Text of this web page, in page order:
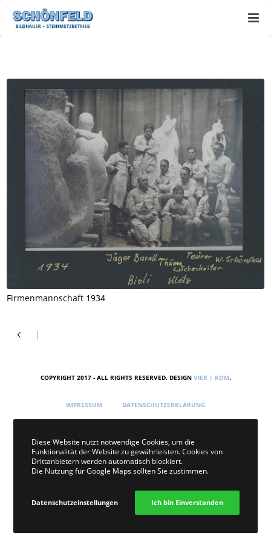
Firmenmannschaft 1934
COPYRIGHT 2017 - ALL RIGHTS RESERVED. DESIGN VIER | KOM.
IMPRESSUM DATENSCHUTZERKLÄRUNG
Diese Website nutzt notwendige Cookies, um die
Funktionalität der Website zu gewährleisten. Cookies von
Drittanbietern werden automatisch blockiert.
Die Nutzung für Google Maps sollten Sie zustimmen.
Datenschutzeinstellungen Ich bin Einverstanden